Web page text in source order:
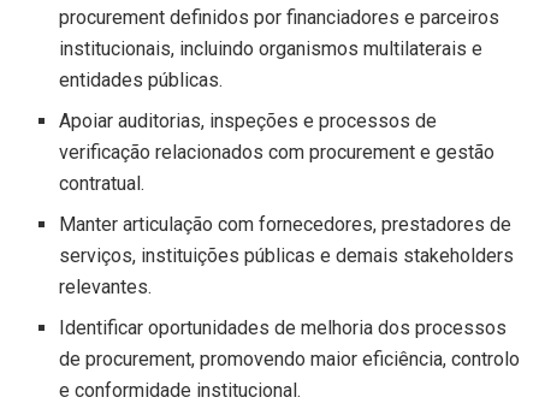
procurement definidos por financiadores e parceiros
institucionais, incluindo organismos multilaterais e
entidades públicas.
Apoiar auditorias, inspeções e processos de
verificação relacionados com procurement e gestão
contratual.
Manter articulação com fornecedores, prestadores de
serviços, instituições públicas e demais stakeholders
relevantes.
Identificar oportunidades de melhoria dos processos
de procurement, promovendo maior eficiência, controlo
e conformidade institucional.